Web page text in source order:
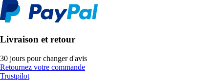
Livraison et retour
30 jours pour changer d'avis
Retournez votre commande
Trustpilot